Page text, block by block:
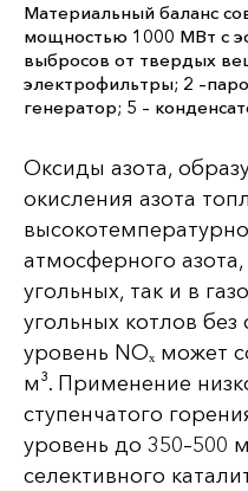
Материальный баланс
мощностью 1000 МВт с
выбросов от твердых
электрофильтры; 2
генератор; 5 –
Оксиды азота,
окисления азота
атмосферного азота,
угольных, так и в
угольных котлов
уровень NOₓ может
м³. Применение
ступенчатого
уровень до 350–500
селективного